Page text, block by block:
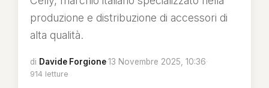
produzione e distribuzione di accessori di
alta qualità.
di Davide Forgione·13 Novembre 2025, 10:36·
914 letture